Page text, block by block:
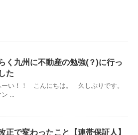
く九州に不動産の勉強(？)に行っ
た
ーい！！ こんにちは。 久しぶりです。
...
正で変わったこと【連帯保証人】